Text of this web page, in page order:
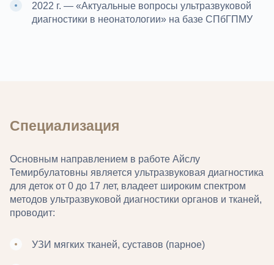
2022 г. — «Актуальные вопросы ультразвуковой
диагностики в неонатологии» на базе СПбГПМУ
Специализация
Основным направлением в работе Айслу
Темирбулатовны является ультразвуковая диагностика
для деток от 0 до 17 лет, владеет широким спектром
методов ультразвуковой диагностики органов и тканей,
проводит:
УЗИ мягких тканей, суставов (парное)